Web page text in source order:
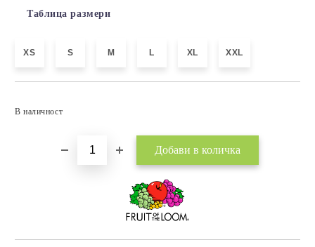
Таблица размери
XS S M L XL XXL
В наличност